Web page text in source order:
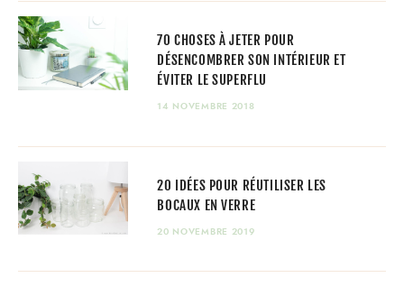
70 CHOSES À JETER POUR
DÉSENCOMBRER SON INTÉRIEUR ET
ÉVITER LE SUPERFLU
14 NOVEMBRE 2018
20 IDÉES POUR RÉUTILISER LES
BOCAUX EN VERRE
20 NOVEMBRE 2019